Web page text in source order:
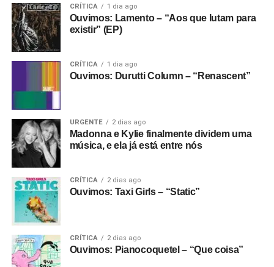
RELATED TOPICS:
EXCLUSIVE OS CABIDES
FALAMANSA
OS PECADOS TROPICAIS
PABLO LANZONI
RADAR
RENZO PERALES
UP NEXT
Ouvimos: Les Rita Pavone, “¡El baile rock!”
DON'T MISS
Ouvimos: Mateus Aleluia – “Mateus Aleluia”
Ricardo Schott
Ricardo Schott é jornalista, radialista, editor e principal
colaborador do POP FANTASMA.
Gostou do texto? Seu apoio mantém o Pop
Fantasma funcionando todo dia.Apoie aqui.
E se ainda não assinou, dá tempo:
CRÍTICA 1 dia ago
Ouvimos: Lamento – “Aos que lutam para
existir” (EP)
CRÍTICA 1 dia ago
Ouvimos: Durutti Column – “Renascent”
URGENTE 2 dias ago
Madonna e Kylie finalmente dividem uma
música, e ela já está entre nós
CRÍTICA 2 dias ago
Ouvimos: Taxi Girls – “Static”
CRÍTICA 2 dias ago
Ouvimos: Pianocoquetel – “Que coisa”